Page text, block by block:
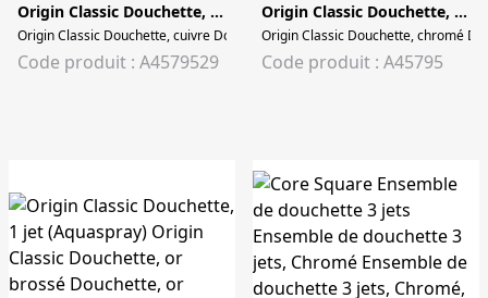
Origin Classic Douchette, 1 jet (Aquaspray)
Origin Classic Douchette, cuivre Douchette, cuivre
Code produit : A4579529
Origin Classic Douchette, 1 jet (Aquaspray)
Origin Classic Douchette, chromé
Code produit : A45795